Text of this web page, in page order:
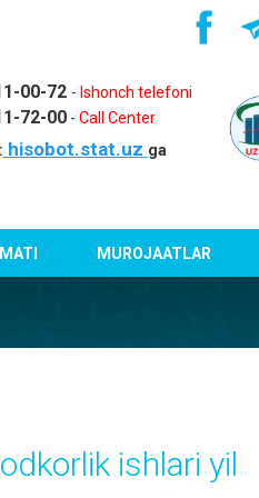
00-72 - Ishonch telefoni
72-00- Call Center
hisobot.stat.uz ga
MUROJAATLAR
ishlari yil